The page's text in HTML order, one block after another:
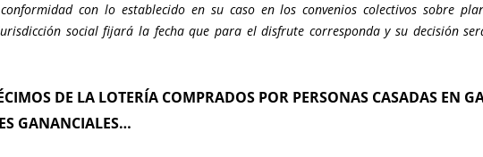
con lo establecido en su caso en los convenios colectivos sobre
social fijará la fecha que para el disfrute corresponda y su decisión
DE LA LOTERÍA COMPRADOS POR PERSONAS CASADAS EN
GANANCIALES…